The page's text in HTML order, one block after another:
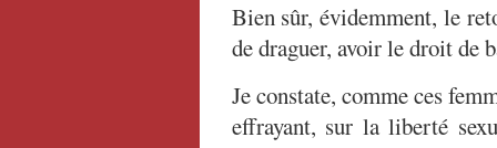
Bien sûr, évidemment, le
de draguer, avoir le droit de
Je constate, comme ces
effrayant, sur la liberté